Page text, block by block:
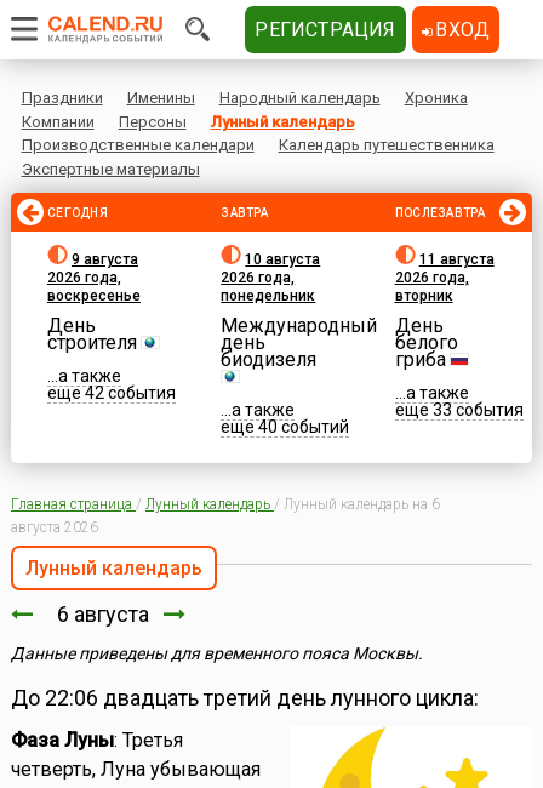
Праздники Именины Народный календарь
Хроника
Компании
Персоны
Лунный календарь
Производственные календари
Календарь путешественника
Экспертные материалы
СЕГОДНЯ
9 августа
2026 года,
воскресенье
День
строителя
...а также
еще 42 события
ЗАВТРА
10 августа
2026 года,
понедельник
Международный
день
биодизеля
...а также
еще 40 событий
ПОСЛЕЗАВТРА
11 августа
2026 года,
вторник
День
белого
гриба
...а также
еще 33 события
Главная страница / Лунный календарь / Лунный календарь на 6
августа 2026
Лунный календарь
6 августа
Данные приведены для временного пояса Москвы.
До 22:06 двадцать третий день лунного цикла:
Фаза Луны: Третья
четверть, Луна убывающая
РЕГИСТРАЦИЯ ВХОД